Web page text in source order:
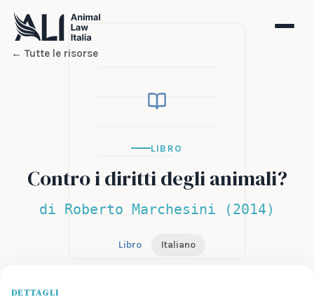
← Tutte le risorse
LIBRO
Contro i diritti degli animali?
di Roberto Marchesini (2014)
Libro Italiano
DETTAGLI